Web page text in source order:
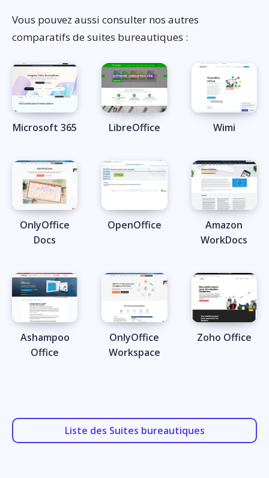
Vous pouvez aussi consulter nos autres
comparatifs de suites bureautiques :
Microsoft 365 LibreOffice Wimi
OnlyOffice
Docs
OpenOffice
Amazon
WorkDocs
Ashampoo
Office
OnlyOffice
Workspace
Zoho Office
Liste des Suites bureautiques